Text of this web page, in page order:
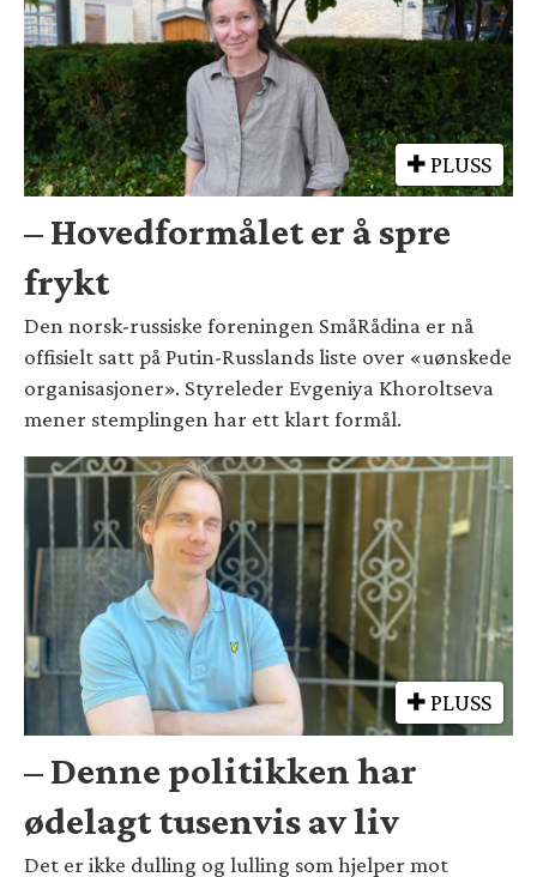
PLUSS
– Hovedformålet er å spre
frykt
Den norsk-russiske foreningen SmåRådina er nå
offisielt satt på Putin-Russlands liste over «uønskede
organisasjoner». Styreleder Evgeniya Khoroltseva
mener stemplingen har ett klart formål.
PLUSS
– Denne politikken har
ødelagt tusenvis av liv
Det er ikke dulling og lulling som hjelper mot